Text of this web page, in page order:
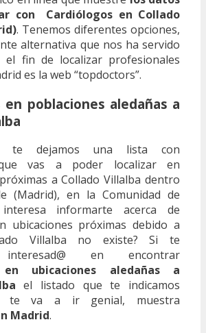
con Cardiólogos en Collado
. Tenemos diferentes opciones,
alternativa que nos ha servido
el fin de localizar profesionales
es la web “topdoctors”.
en poblaciones aledañas a
te dejamos una lista con
vas a poder localizar en
a Collado Villalba dentro
(Madrid), en la Comunidad de
informarte acerca de
ubicaciones próximas debido a
Villalba no existe? Si te
interesad@ en encontrar
en ubicaciones aledañas a
el listado que te indicamos
te va a ir genial, muestra
Madrid.